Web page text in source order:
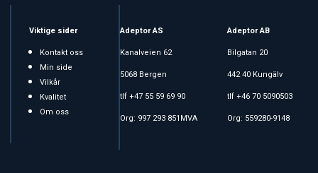
Viktige sider
Kontakt oss
Min side
Vilkår
Kvalitet
Om oss
Adeptor AS
Kanalveien 62
5068 Bergen
tlf +47 55 59 69 90
Org: 997 293 851MVA
Adeptor AB
Bilgatan 20
442 40 Kungälv
tlf +46 70 5090503
Org: 559280-9148